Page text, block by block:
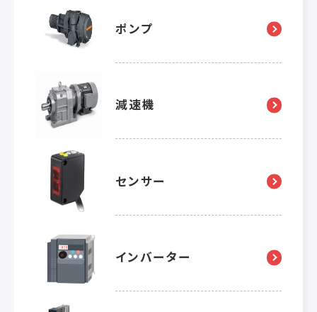
ポンプ
減速機
センサー
インバーター